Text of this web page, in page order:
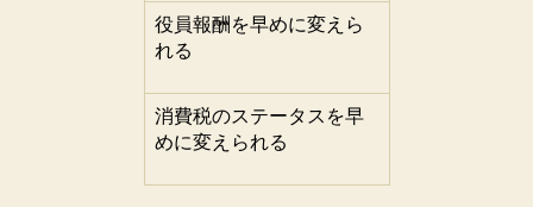
役員報酬を早めに変えら
れる
消費税のステータスを早
めに変えられる